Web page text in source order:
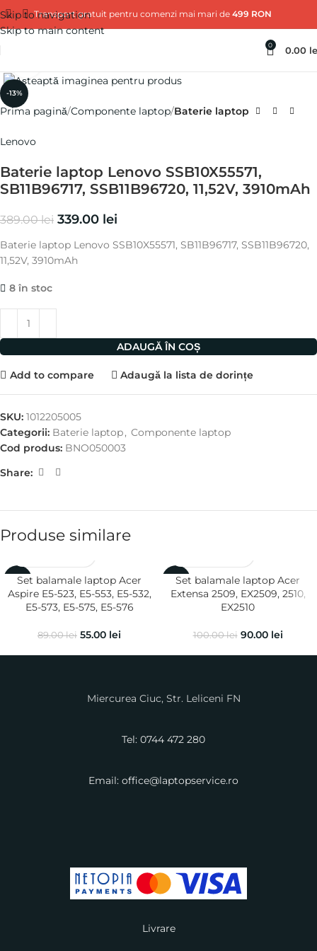
Skip to navigation
Skip to main content
Transport gratuit pentru comenzi mai mari de 499 RON
0 0.00
-13%
Prima pagină Componente laptop Baterie laptop
Lenovo
Baterie laptop Lenovo SSB10X55571,
SB11B96717, SSB11B96720, 11,52V, 3910mAh
389.00lei 339.00 lei
Baterie laptop Lenovo SSB10X55571, SB11B96717, SSB11B96720,
11,52V, 3910mAh
8 în stoc
ADAUGĂ ÎN COȘ
Add to compare Adaugă la lista de dorințe
SKU: 1012205005
Categorii: Baterie laptop, Componente laptop
Cod produs: BNO050003
Share:
Produse similare
-38%
Set balamale laptop Acer
Aspire E5-523, E5-553, E5-532,
E5-573, E5-575, E5-576
89.00lei 55.00 lei
-10%
Set balamale laptop Acer
Extensa 2509, EX2509, 2510,
EX2510
100.00lei 90.00 lei
Miercurea Ciuc, Str. Leliceni FN
Tel: 0744 472 280
Email: office@laptopservice.ro
Livrare